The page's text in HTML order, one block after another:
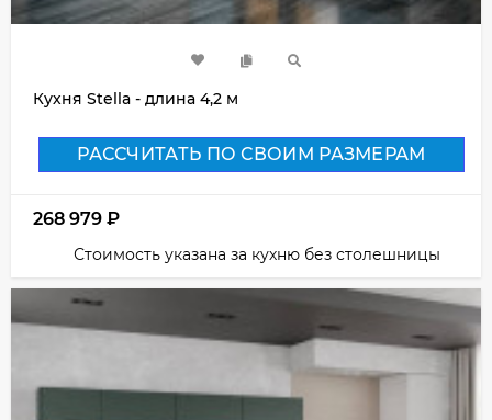
Кухня Stella - длина 4,2 м
РАССЧИТАТЬ ПО СВОИМ РАЗМЕРАМ
268 979 ₽
Стоимость указана за кухню без столешницы